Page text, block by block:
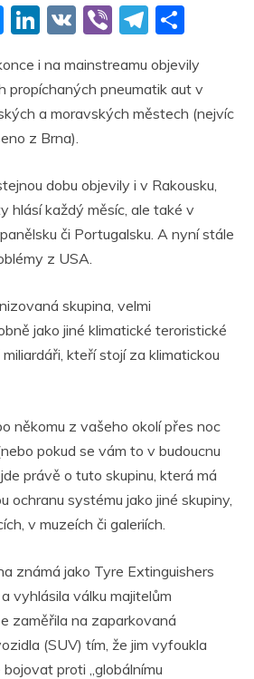
M
ss
e
n
er
Li
k
e
dI
V
Vi
er
T
e
gr
ar
e
i na mainstreamu objevily
propíchaných pneumatik aut v
a moravských městech (nejvíc
z Brna).
dobu objevily i v Rakousku,
hlásí každý měsíc, ale také v
či Portugalsku. A nyní stále
z USA.
skupina, velmi
jako jiné klimatické teroristické
kteří stojí za klimatickou
někomu z vašeho okolí přes noc
pokud se vám to v budoucnu
právě o tuto skupinu, která má
ochranu systému jako jiné skupiny,
v muzeích či galeriích.
známá jako Tyre Extinguishers
vyhlásila válku majitelům
zaměřila na zaparkovaná
(SUV) tím, že jim vyfoukla
proti „globálnímu